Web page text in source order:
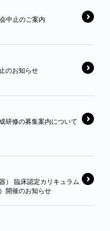
中止のご案内
のお知らせ
研修の募集案内について
） 臨床認定カリキュラム
開催のお知らせ